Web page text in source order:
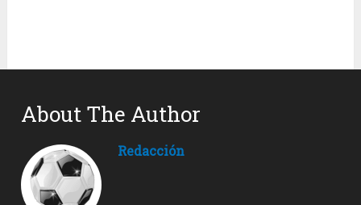
About The Author
Redacción